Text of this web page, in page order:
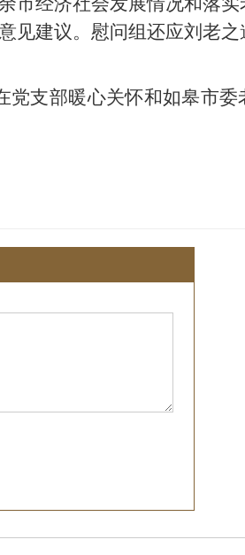
见建议。慰问组还应刘老之
支部暖心关怀和如皋市委